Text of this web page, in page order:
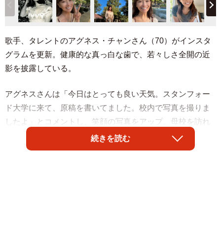
歌手、タレントのアグネス・チャンさん（70）がインスタ
グラムを更新。健康的な真っ白な歯で、若々しさ全開の近
影を披露している。
アグネスさんは「今日はとっても良い天気。スタンフォー
ド大学に来て、原稿を書いてました。校内で写真を撮りま
したよ」とコメントし、笑顔の写真をアップ。母校を訪れ
たアグネスさんは、ブラウンをベースにした短めのチノパ
ンコーデに身を包み、まるで学生のようなさわやかさ。
続きを読む